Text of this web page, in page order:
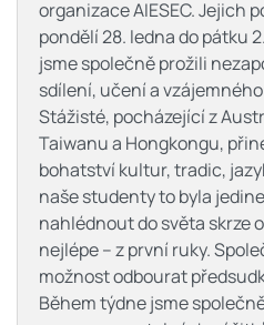
organizace AIESEC. Jejich
pondělí 28. ledna do pátku
jsme společně prožili
sdílení, učení a
Stážisté, pocházející z
Taiwanu a Hongkongu,
bohatství kultur, tradic,
naše studenty to byla
nahlédnout do světa skrze
nejlépe – z první ruky.
možnost odbourat
Během týdne jsme